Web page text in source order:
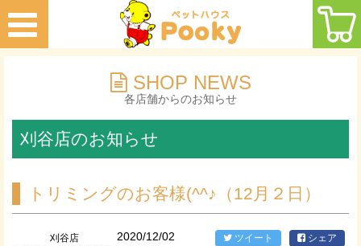
SHOP NEWS
各店舗からのお知らせ
刈谷店のお知らせ
トリミングのお客様(^^♪（12月２日）
刈谷店 2020/12/02 ツイート シェア